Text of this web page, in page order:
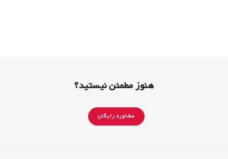
هنوز مطمئن نیستید؟
مشاوره رایگان